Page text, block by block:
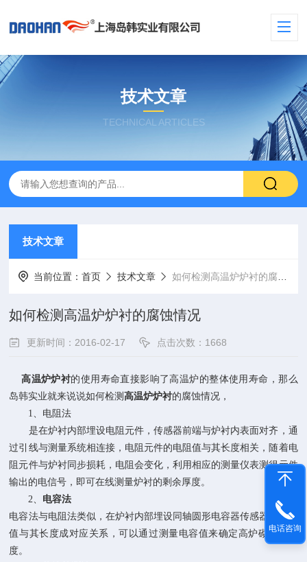
技术文章
TECHNICAL ARTICLES
技术文章
当前位置：首页 技术文章 如何检测高温炉炉衬的腐蚀情况
如何检测高温炉炉衬的腐蚀情况
更新时间：2016-02-17 点击次数：1668
高温炉炉衬的使用寿命直接影响了高温炉的整体使用寿命，那么
岛韩实业就来说说如何检测高温炉炉衬的腐蚀情况，
1、电阻法
是在炉衬内部埋设电阻元件，传感器前端与炉衬内表面对齐，通
过引线与测量系统相连接，电阻元件的电阻值与其长度相关，随着电
阻元件与炉衬同步损耗，电阻会变化，利用相应的测量仪表测得元件
输出的电信号，即可在线测量炉衬的剩余厚度。
2、 电容法
电容法与电阻法类似，在炉衬内部埋设同轴圆形电容器传感器，电容
值与其长度成对应关系，可以通过测量电容值来确定高炉砌体的厚
度。
电话咨询